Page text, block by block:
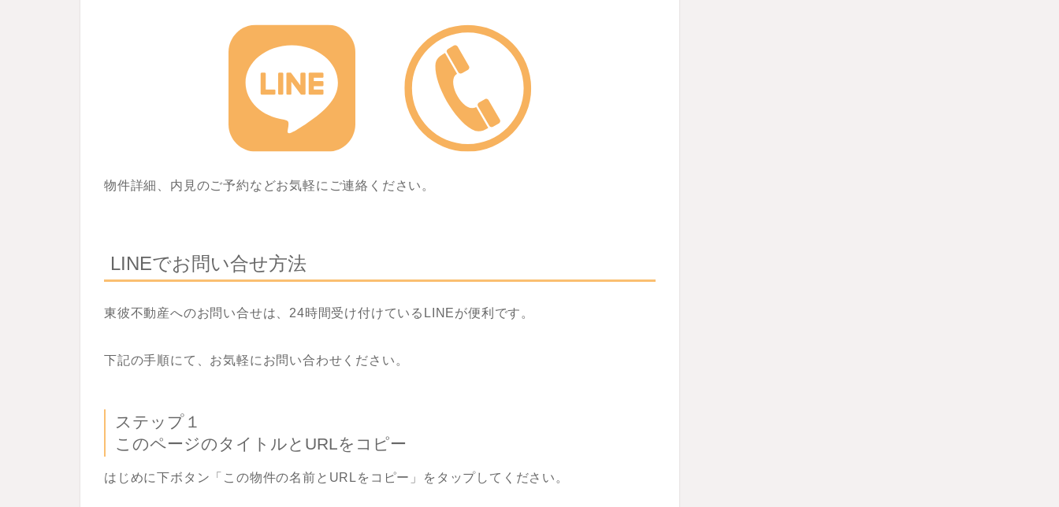
物件詳細、内見のご予約などお気軽にご連絡ください。
LINEでお問い合せ方法
東彼不動産へのお問い合せは、24時間受け付けているLINEが便利です。
下記の手順にて、お気軽にお問い合わせください。
ステップ１
このページのタイトルとURLをコピー
はじめに下ボタン「この物件の名前とURLをコピー」をタップしてください。